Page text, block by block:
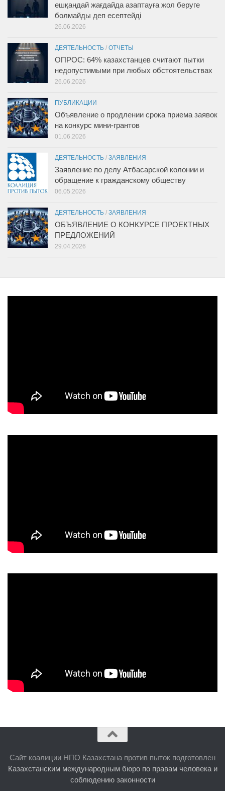
ешқандай жағдайда азаптауға жол беруге
болмайды деп есептейді
26.06.2026
ДЕЯТЕЛЬНОСТЬ / ОТЧЕТЫ
ОПРОС: 64% казахстанцев считают пытки
недопустимыми при любых обстоятельствах
26.06.2026
ПУБЛИКАЦИИ
Объявление о продлении срока приема заявок
на конкурс мини-грантов
01.06.2026
ДЕЯТЕЛЬНОСТЬ / ЗАЯВЛЕНИЯ
Заявление по делу Атбасарской колонии и
обращение к гражданскому обществу
06.05.2026
ДЕЯТЕЛЬНОСТЬ / ЗАЯВЛЕНИЯ
ОБЪЯВЛЕНИЕ О КОНКУРСЕ ПРОЕКТНЫХ
ПРЕДЛОЖЕНИЙ
29.04.2026
Сайт коалиции НПО Казахстана против пыток подготовлен
Казахстанским международным бюро по правам человека и
соблюдению законности